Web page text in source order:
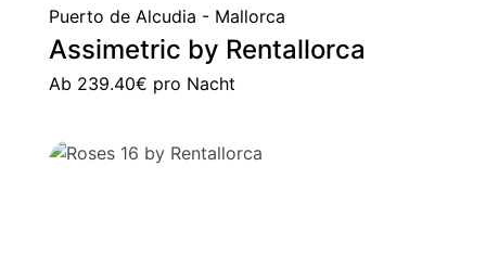
Puerto de Alcudia - Mallorca
Assimetric by Rentallorca
Ab 239.40€ pro Nacht